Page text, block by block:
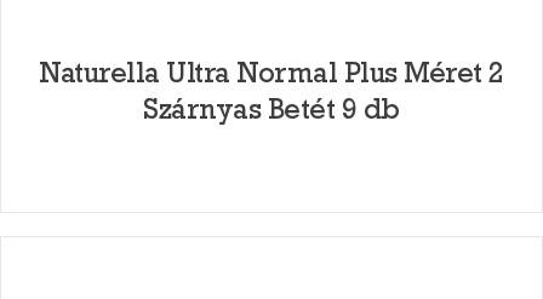
Naturella Ultra Normal Plus Méret 2
Szárnyas Betét 9 db